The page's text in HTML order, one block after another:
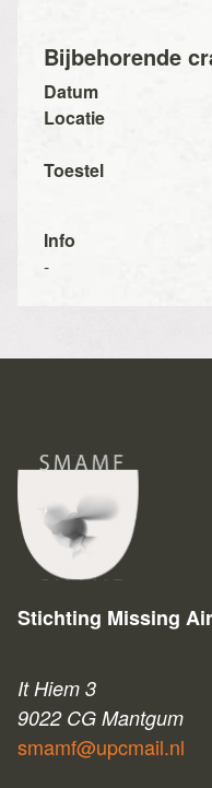
Bijbehorende
Datum
Locatie
Toestel
Info
-
Stichting Missing
It Hiem 3
9022 CG Mantgum
smamf@upcmail.nl